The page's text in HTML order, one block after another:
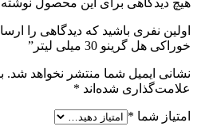
اولین نفری باشید که دیدگاهی را
خوراکی هل گرینو 30 میلی لیتر”
نشانی ایمیل شما منتشر نخواهد شد.
علامت‌گذاری شده‌اند *
امتیاز شما *